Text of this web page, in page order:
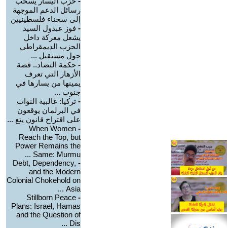
رسائل الدعم الموجهة
إلى سجناء فلسطينيين
- فوز عبدول السيد
يشعل معركة داخل
الحزب الديمقراطي
حول مستقبل ...
- حكمة التضاد.. قصة
الأزهار التي تعرف
يمينها من يسارها في
جنوب ...
- تركيا: غالبية النواب
في البرلمان يوقعون
على اقتراح قانون يتع ...
-
When Women
Reach the Top, but
Power Remains the
Same: Murmu ...
-
Debt, Dependency,
and the Modern
Colonial Chokehold on
Asia ...
-
Stillborn Peace
Plans: Israel, Hamas
and the Question of
Dis ...